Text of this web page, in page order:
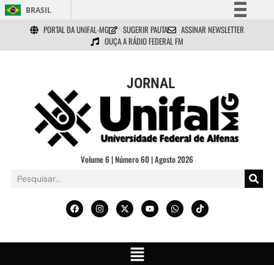
BRASIL
Simplifique!
Comunica BR
Acesso à informação
Legislação
Canais
PORTAL DA UNIFAL-MG SUGERIR PAUTA
ASSINAR NEWSLETTER
OUÇA A RÁDIO FEDERAL FM
JORNAL
Volume 6 | Número 60 | Agosto 2026